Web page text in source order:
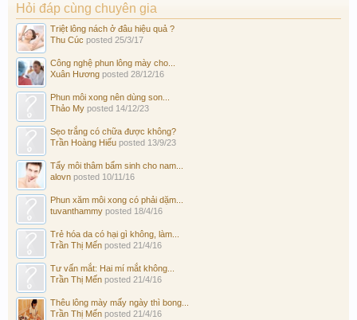
Hỏi đáp cùng chuyên gia
Triệt lông nách ở đâu hiệu quả ?
Thu Cúc posted 25/3/17
Công nghệ phun lông mày cho...
Xuân Hương posted 28/12/16
Phun môi xong nên dùng son...
Thảo My posted 14/12/23
Sẹo trắng có chữa được không?
Trần Hoàng Hiếu posted 13/9/23
Tẩy môi thâm bẩm sinh cho nam...
alovn posted 10/11/16
Phun xăm môi xong có phải dặm...
tuvanthammy posted 18/4/16
Trẻ hóa da có hại gì không, làm...
Trần Thị Mến posted 21/4/16
Tư vấn mắt: Hai mí mắt không...
Trần Thị Mến posted 21/4/16
Thêu lông mày mấy ngày thì bong...
Trần Thị Mến posted 21/4/16